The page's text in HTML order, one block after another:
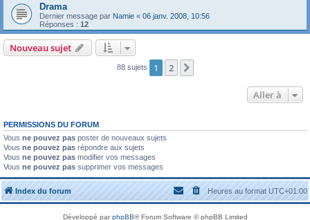
Drama
Dernier message par Namie « 06 janv. 2008, 10:56
Réponses : 12
Nouveau sujet
88 sujets 1 2
Aller à
PERMISSIONS DU FORUM
Vous ne pouvez pas poster de nouveaux sujets
Vous ne pouvez pas répondre aux sujets
Vous ne pouvez pas modifier vos messages
Vous ne pouvez pas supprimer vos messages
Index du forum Heures au formatUTC+01:00
Développé parphpBB® Forum Software © phpBB Limited